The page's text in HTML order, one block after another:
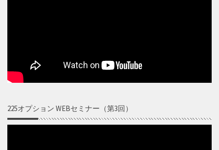
225オプション WEBセミナー（第3回）